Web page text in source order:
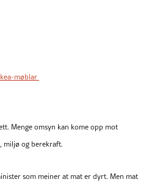
møblar
Menge omsyn kan kome opp mot
miljø og berekraft.
som meiner at mat er dyrt. Men mat